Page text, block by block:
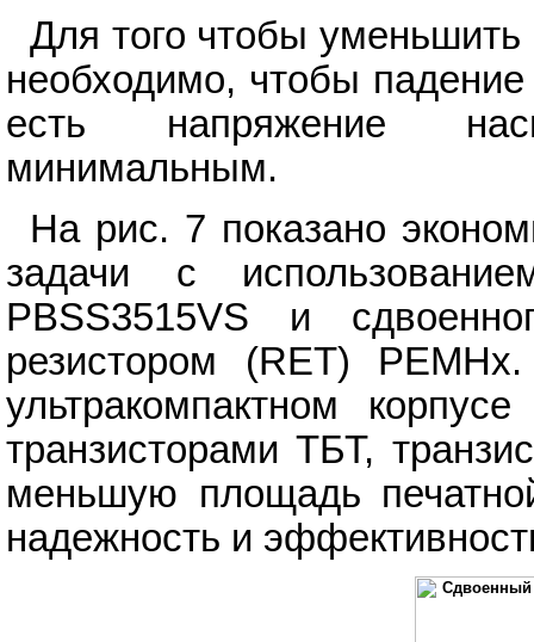
Для того чтобы уменьшить
необходимо, чтобы
есть напряжение
минимальным.
На рис. 7 показано
задачи с
PBSS3515VS и
резистором (RET)
ультракомпактном
транзисторами ТБТ,
меньшую площадь
надежность и